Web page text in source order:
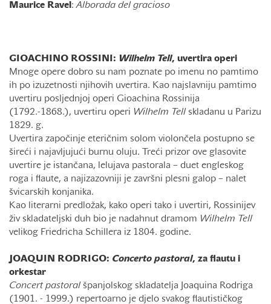
Maurice Ravel : Alborada del gracioso
GIOACHINO ROSSINI: Wilhelm Tell, uvertira operi
Mnoge opere dobro su nam poznate po imenu no pamtimo
ih po izuzetnosti njihovih uvertira. Kao najslavniju pamtimo
uvertiru posljednjoj operi Gioachina Rossinija
(1792.-1868.), uvertiru operi Wilhelm Tell skladanu u Parizu
1829. g.
Uvertira započinje eteričnim solom violončela postupno se
šireći i najavljujući burnu oluju. Treći prizor ove glasovite
uvertire je istančana, lelujava pastorala – duet engleskog
roga i flaute, a najizazovniji je završni plesni galop – nalet
švicarskih konjanika.
Kao literarni predložak, kako operi tako i uvertiri, Rossinijev
živ skladateljski duh bio je nadahnut dramom Wilhelm Tell
velikog Friedricha Schillera iz 1804. godine.
JOAQUIN RODRIGO: Concerto pastoral, za flautu i
orkestar
Concert pastoral španjolskog skladatelja Joaquina Rodriga
(1901. - 1999.) repertoarno je djelo svakog flautističkog